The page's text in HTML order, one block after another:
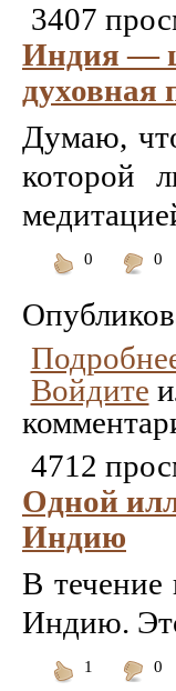
3407
Индия —
духовная
Думаю,
которой
0
0
Войдите
4712
Одной
Индию
В течение
Индию.
1
0